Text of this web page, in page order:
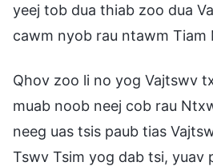
yeej tob dua thiab zoo dua
cawm nyob rau ntawm Tiam
Qhov zoo li no yog Vajtswv
muab noob neej cob rau
neeg uas tsis paub tias
Tswv Tsim yog dab tsi, yuav